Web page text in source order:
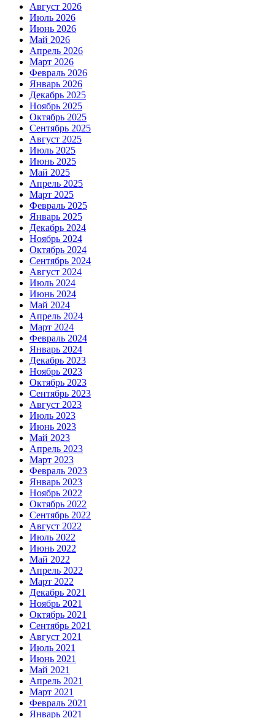
Август 2026
Июль 2026
Июнь 2026
Май 2026
Апрель 2026
Март 2026
Февраль 2026
Январь 2026
Декабрь 2025
Ноябрь 2025
Октябрь 2025
Сентябрь 2025
Август 2025
Июль 2025
Июнь 2025
Май 2025
Апрель 2025
Март 2025
Февраль 2025
Январь 2025
Декабрь 2024
Ноябрь 2024
Октябрь 2024
Сентябрь 2024
Август 2024
Июль 2024
Июнь 2024
Май 2024
Апрель 2024
Март 2024
Февраль 2024
Январь 2024
Декабрь 2023
Ноябрь 2023
Октябрь 2023
Сентябрь 2023
Август 2023
Июль 2023
Июнь 2023
Май 2023
Апрель 2023
Март 2023
Февраль 2023
Январь 2023
Ноябрь 2022
Октябрь 2022
Сентябрь 2022
Август 2022
Июль 2022
Июнь 2022
Май 2022
Апрель 2022
Март 2022
Декабрь 2021
Ноябрь 2021
Октябрь 2021
Сентябрь 2021
Август 2021
Июль 2021
Июнь 2021
Май 2021
Апрель 2021
Март 2021
Февраль 2021
Январь 2021